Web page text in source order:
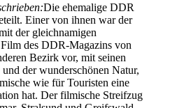
Die ehemalige DDR
Einer von ihnen war der
der gleichnamigen
des DDR-Magazins von
Bezirk vor, mit seinen
der wunderschönen Natur,
wie für Touristen eine
hat. Der filmische Streifzug